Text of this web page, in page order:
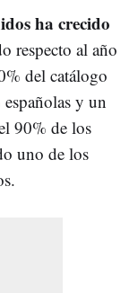
ha crecido
respecto al año
del catálogo
y un
90% de los
uno de los